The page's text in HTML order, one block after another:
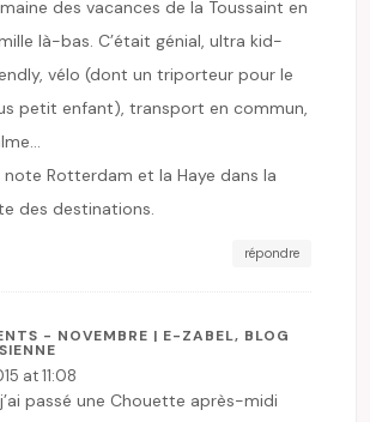
des vacances de la Toussaint en
là-bas. C’était génial, ultra kid-
vélo (dont un triporteur pour le
petit enfant), transport en commun,
note Rotterdam et la Haye dans la
des destinations.
répondre
- NOVEMBRE | E-ZABEL, BLOG
at 11:08
passé une Chouette après-midi